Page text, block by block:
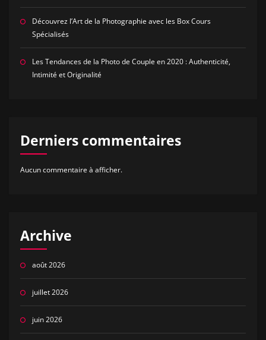
Découvrez l’Art de la Photographie avec les Box Cours
Spécialisés
Les Tendances de la Photo de Couple en 2020 : Authenticité,
Intimité et Originalité
Derniers commentaires
Aucun commentaire à afficher.
Archive
août 2026
juillet 2026
juin 2026